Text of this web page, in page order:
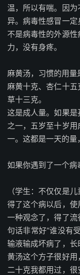
温，所以有喘。因
异。病毒性感冒一定
不是病毒性的外源
力，没有身疼。
麻黄汤，习惯的用量
麻黄十克、杏仁十
草十三克。
这是成人量。如果
之一，五岁至十岁
一。这都是一天的量
如果你遇到了一个病
（学生：不仅仅是
得了这个病以后，
一种观念了，得了
句话非常好“谁没有
输液输成坏病了，
黄汤这个方子很好
二十克我都用过，很